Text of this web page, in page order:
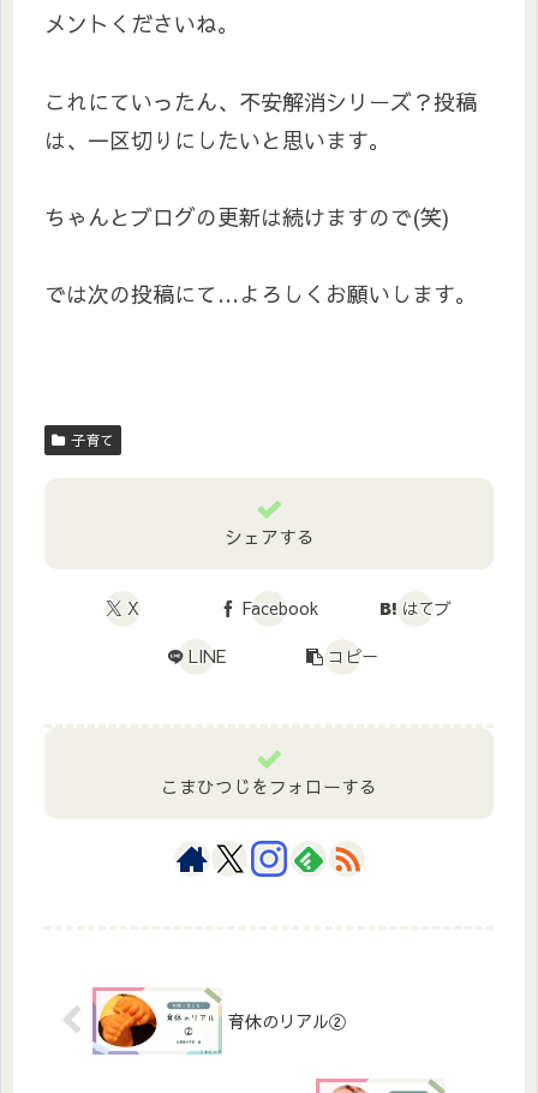
メントくださいね。
これにていったん、不安解消シリーズ？投稿
は、一区切りにしたいと思います。
ちゃんとブログの更新は続けますので(笑)
では次の投稿にて…よろしくお願いします。
子育て
シェアする
X Facebook
はてブ
LINE
コピー
こまひつじをフォローする
育休のリアル②